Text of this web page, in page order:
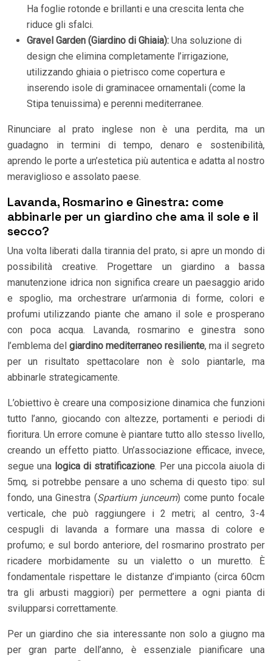
Ha foglie rotonde e brillanti e una crescita lenta che
riduce gli sfalci.
Gravel Garden (Giardino di Ghiaia): Una soluzione di
design che elimina completamente l’irrigazione,
utilizzando ghiaia o pietrisco come copertura e
inserendo isole di graminacee ornamentali (come la
Stipa tenuissima) e perenni mediterranee.
Rinunciare al prato inglese non è una perdita, ma un
guadagno in termini di tempo, denaro e sostenibilità,
aprendo le porte a un’estetica più autentica e adatta al nostro
meraviglioso e assolato paese.
Lavanda, Rosmarino e Ginestra: come
abbinarle per un giardino che ama il sole e il
secco?
Una volta liberati dalla tirannia del prato, si apre un mondo di
possibilità creative. Progettare un giardino a bassa
manutenzione idrica non significa creare un paesaggio arido
e spoglio, ma orchestrare un’armonia di forme, colori e
profumi utilizzando piante che amano il sole e prosperano
con poca acqua. Lavanda, rosmarino e ginestra sono
l’emblema del giardino mediterraneo resiliente, ma il segreto
per un risultato spettacolare non è solo piantarle, ma
abbinarle strategicamente.
L’obiettivo è creare una composizione dinamica che funzioni
tutto l’anno, giocando con altezze, portamenti e periodi di
fioritura. Un errore comune è piantare tutto allo stesso livello,
creando un effetto piatto. Un’associazione efficace, invece,
segue una logica di stratificazione. Per una piccola aiuola di
5mq, si potrebbe pensare a uno schema di questo tipo: sul
fondo, una Ginestra (Spartium junceum) come punto focale
verticale, che può raggiungere i 2 metri; al centro, 3-4
cespugli di lavanda a formare una massa di colore e
profumo; e sul bordo anteriore, del rosmarino prostrato per
ricadere morbidamente su un vialetto o un muretto. È
fondamentale rispettare le distanze d’impianto (circa 60cm
tra gli arbusti maggiori) per permettere a ogni pianta di
svilupparsi correttamente.
Per un giardino che sia interessante non solo a giugno ma
per gran parte dell’anno, è essenziale pianificare una